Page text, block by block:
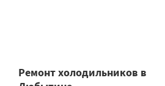
Ремонт холодильников в